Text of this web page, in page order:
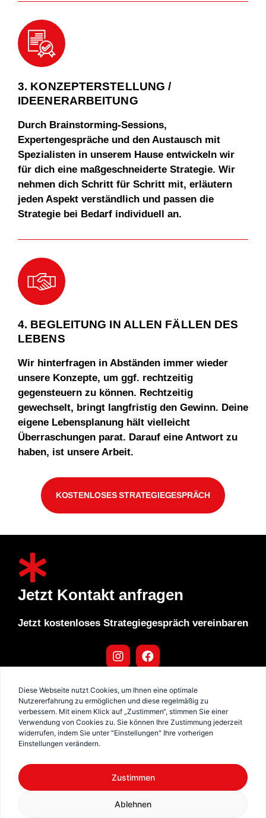
Diese Webseite nutzt Cookies, um Ihnen eine optimale
Nutzererfahrung zu ermöglichen und diese regelmäßig zu
verbessern. Mit einem Klick auf „Zustimmen“, stimmen Sie einer
Verwendung von Cookies zu. Sie können Ihre Zustimmung jederzeit
widerrufen, indem Sie unter "Einstellungen" Ihre vorherigen
Einstellungen verändern.
Zustimmen
Ablehnen
3. KONZEPTERSTELLUNG /
IDEENERARBEITUNG
Durch Brainstorming-Sessions,
Expertengespräche und den Austausch mit
Spezialisten in unserem Hause entwickeln wir
für dich eine maßgeschneiderte Strategie. Wir
nehmen dich Schritt für Schritt mit, erläutern
jeden Aspekt verständlich und passen die
Strategie bei Bedarf individuell an.
4. BEGLEITUNG IN ALLEN FÄLLEN DES
LEBENS
Wir hinterfragen in Abständen immer wieder
unsere Konzepte, um ggf. rechtzeitig
gegensteuern zu können. Rechtzeitig
gewechselt, bringt langfristig den Gewinn. Deine
eigene Lebensplanung hält vielleicht
Überraschungen parat. Darauf eine Antwort zu
haben, ist unsere Arbeit.
KOSTENLOSES STRATEGIEGESPRÄCH
Jetzt Kontakt anfragen
Jetzt kostenloses Strategiegespräch vereinbaren
Karriere Impressum Datenschutz
KOSTENLOSES STRATEGIEGESPRÄCH
Copyright © 2026 Neudenken Berlin